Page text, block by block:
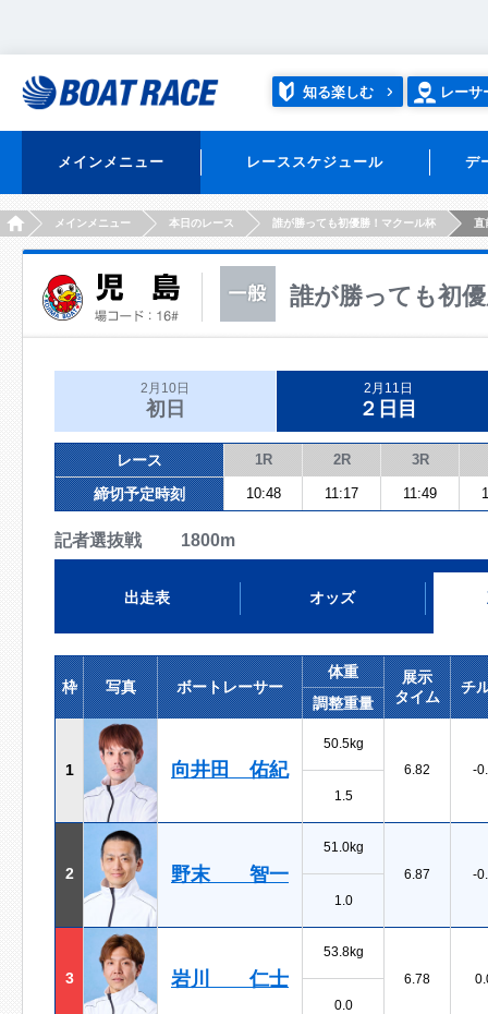
知る楽しむ レーサ
メインメニュー レーススケジュール デ
HOMEメインメニュー 本日のレース 誰が勝っても初優勝！マクール杯 直
誰が勝っても初
2月10日
初日
2月11日
２日目
レース 1R 2R 3R
締切予定時刻 10:48 11:17 11:49
記者選抜戦 1800m
出走表 オッズ
枠 写真 ボートレーサー
体重
展示
タイム
チ
調整重量
1 向井田 佑紀
50.5kg
6.82
-
1.5
2 野末 智一
51.0kg
6.87
-
1.0
3 岩川 仁士
53.8kg
6.78
0.0